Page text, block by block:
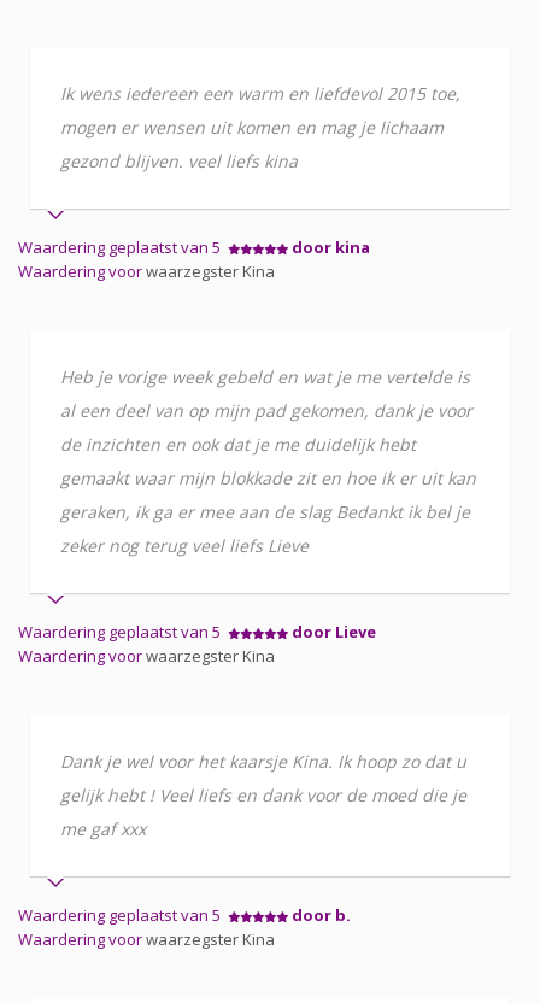
Ik wens iedereen een warm en liefdevol 2015 toe,
mogen er wensen uit komen en mag je lichaam
gezond blijven. veel liefs kina
Waardering geplaatst van 5
door kina
Waardering voorwaarzegster Kina
Heb je vorige week gebeld en wat je me vertelde is
al een deel van op mijn pad gekomen, dank je voor
de inzichten en ook dat je me duidelijk hebt
gemaakt waar mijn blokkade zit en hoe ik er uit kan
geraken, ik ga er mee aan de slag Bedankt ik bel je
zeker nog terug veel liefs Lieve
Waardering geplaatst van 5
door Lieve
Waardering voorwaarzegster Kina
Dank je wel voor het kaarsje Kina. Ik hoop zo dat u
gelijk hebt ! Veel liefs en dank voor de moed die je
me gaf xxx
Waardering geplaatst van 5
door b.
Waardering voorwaarzegster Kina